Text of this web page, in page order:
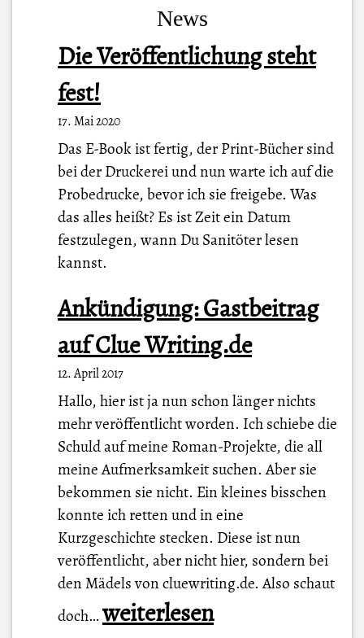
News
Die Veröffentlichung steht
fest!
17. Mai 2020
Das E-Book ist fertig, der Print-Bücher sind
bei der Druckerei und nun warte ich auf die
Probedrucke, bevor ich sie freigebe. Was
das alles heißt? Es ist Zeit ein Datum
festzulegen, wann Du Sanitöter lesen
kannst.
Ankündigung: Gastbeitrag
auf Clue Writing.de
12. April 2017
Hallo, hier ist ja nun schon länger nichts
mehr veröffentlicht worden. Ich schiebe die
Schuld auf meine Roman-Projekte, die all
meine Aufmerksamkeit suchen. Aber sie
bekommen sie nicht. Ein kleines bisschen
konnte ich retten und in eine
Kurzgeschichte stecken. Diese ist nun
veröffentlicht, aber nicht hier, sondern bei
den Mädels von cluewriting.de. Also schaut
doch…A
weiterlesen